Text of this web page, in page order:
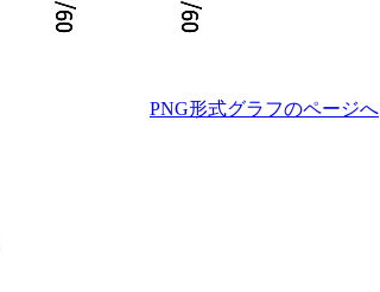
PNG形式グラフのページへ